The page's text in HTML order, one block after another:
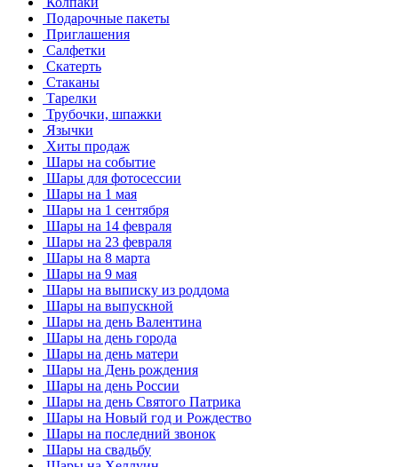
Подарочные пакеты
Приглашения
Салфетки
Скатерть
Стаканы
Тарелки
Трубочки, шпажки
Язычки
Хиты продаж
Шары на событие
Шары для фотосессии
Шары на 1 мая
Шары на 1 сентября
Шары на 14 февраля
Шары на 23 февраля
Шары на 8 марта
Шары на 9 мая
Шары на выписку из роддома
Шары на выпускной
Шары на день Валентина
Шары на день города
Шары на день матери
Шары на День рождения
Шары на день России
Шары на день Святого Патрика
Шары на Новый год и Рождество
Шары на последний звонок
Шары на свадьбу